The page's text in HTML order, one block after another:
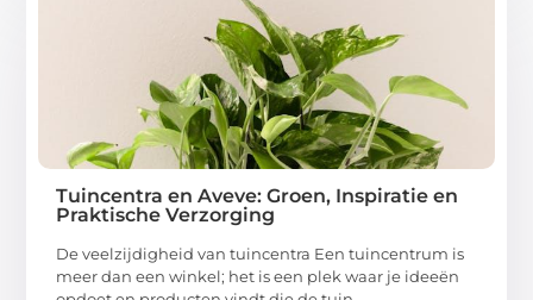
Tuincentra en Aveve: Groen, Inspiratie en
Praktische Verzorging
De veelzijdigheid van tuincentra Een tuincentrum is
meer dan een winkel; het is een plek waar je ideeën